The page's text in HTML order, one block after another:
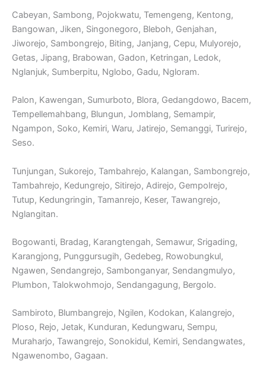
Cabeyan, Sambong, Pojokwatu, Temengeng, Kentong,
Bangowan, Jiken, Singonegoro, Bleboh, Genjahan,
Jiworejo, Sambongrejo, Biting, Janjang, Cepu, Mulyorejo,
Getas, Jipang, Brabowan, Gadon, Ketringan, Ledok,
Nglanjuk, Sumberpitu, Nglobo, Gadu, Ngloram.
Palon, Kawengan, Sumurboto, Blora, Gedangdowo, Bacem,
Tempellemahbang, Blungun, Jomblang, Semampir,
Ngampon, Soko, Kemiri, Waru, Jatirejo, Semanggi, Turirejo,
Seso.
Tunjungan, Sukorejo, Tambahrejo, Kalangan, Sambongrejo,
Tambahrejo, Kedungrejo, Sitirejo, Adirejo, Gempolrejo,
Tutup, Kedungringin, Tamanrejo, Keser, Tawangrejo,
Nglangitan.
Bogowanti, Bradag, Karangtengah, Semawur, Srigading,
Karangjong, Punggursugih, Gedebeg, Rowobungkul,
Ngawen, Sendangrejo, Sambonganyar, Sendangmulyo,
Plumbon, Talokwohmojo, Sendangagung, Bergolo.
Sambiroto, Blumbangrejo, Ngilen, Kodokan, Kalangrejo,
Ploso, Rejo, Jetak, Kunduran, Kedungwaru, Sempu,
Muraharjo, Tawangrejo, Sonokidul, Kemiri, Sendangwates,
Ngawenombo, Gagaan.